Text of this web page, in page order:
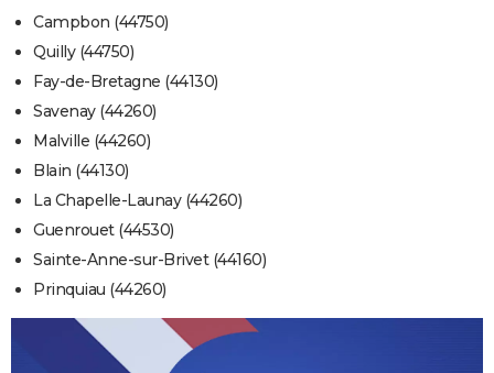
Campbon (44750)
Quilly (44750)
Fay-de-Bretagne (44130)
Savenay (44260)
Malville (44260)
Blain (44130)
La Chapelle-Launay (44260)
Guenrouet (44530)
Sainte-Anne-sur-Brivet (44160)
Prinquiau (44260)